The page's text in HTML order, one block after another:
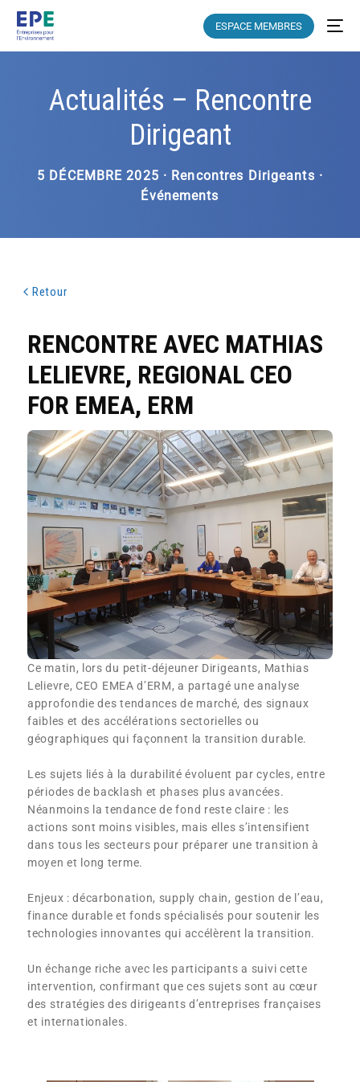
ESPACE MEMBRES
Actualités – Rencontre
Dirigeant
5 DÉCEMBRE 2025 · Rencontres Dirigeants ·
Événements
Retour
RENCONTRE AVEC MATHIAS
LELIEVRE, REGIONAL CEO
FOR EMEA, ERM
Ce matin, lors du petit-déjeuner Dirigeants, Mathias
Lelievre, CEO EMEA d’ERM, a partagé une analyse
approfondie des tendances de marché, des signaux
faibles et des accélérations sectorielles ou
géographiques qui façonnent la transition durable.
Les sujets liés à la durabilité évoluent par cycles, entre
périodes de backlash et phases plus avancées.
Néanmoins la tendance de fond reste claire : les
actions sont moins visibles, mais elles s’intensifient
dans tous les secteurs pour préparer une transition à
moyen et long terme.
Enjeux : décarbonation, supply chain, gestion de l’eau,
finance durable et fonds spécialisés pour soutenir les
technologies innovantes qui accélèrent la transition.
Un échange riche avec les participants a suivi cette
intervention, confirmant que ces sujets sont au cœur
des stratégies des dirigeants d’entreprises françaises
et internationales.